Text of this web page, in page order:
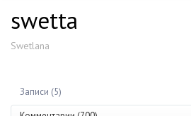
swetta
Swetlana
Записи (5)